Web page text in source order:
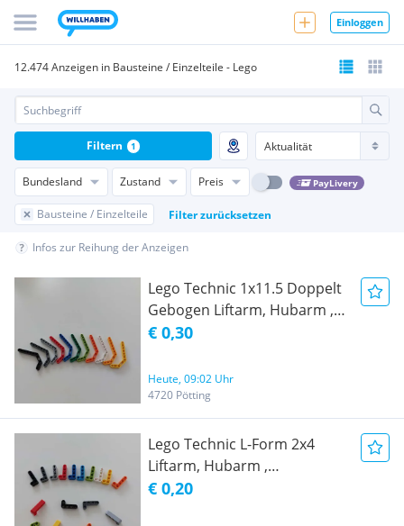
Einloggen
12.474 Anzeigen in Bausteine / Einzelteile - Lego
Bundesland Zustand Preis PayLivery
Bausteine / Einzelteile Filter zurücksetzen
Filtern 1
Infos zur Reihung der Anzeigen
Lego Technic 1x11.5 Doppelt
Gebogen Liftarm, Hubarm ,
Lochbalken 32009 / Technik 1
Ersatzteile
€ 0,30
Heute, 09:02 Uhr
4720 Pötting
Lego Technic L-Form 2x4
Liftarm, Hubarm ,
Lochbalken 32140 / Technik
€ 0,20